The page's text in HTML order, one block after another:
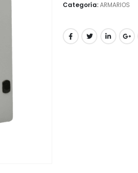
Categoría:ARMARIOS